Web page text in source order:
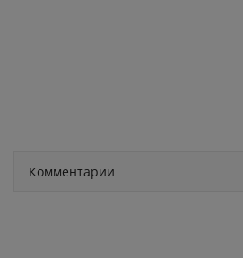
Комментарии